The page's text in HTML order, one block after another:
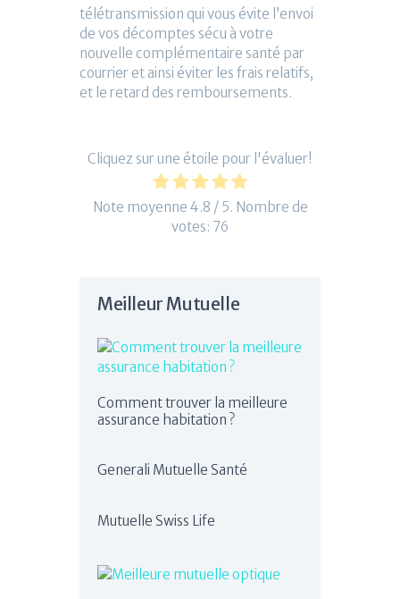
télétransmission qui vous évite l’envoi
de vos décomptes sécu à votre
nouvelle complémentaire santé par
courrier et ainsi éviter les frais relatifs,
et le retard des remboursements.
Cliquez sur une étoile pour l'évaluer!
Note moyenne 4.8 / 5. Nombre de
votes: 76
Meilleur Mutuelle
Comment trouver la meilleure
assurance habitation ?
Generali Mutuelle Santé
Mutuelle Swiss Life